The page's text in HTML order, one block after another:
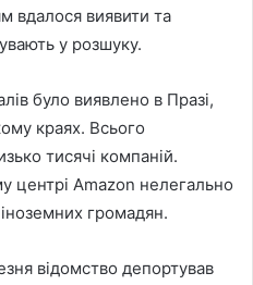
вдалося виявити та
у розшуку.
було виявлено в Празі,
краях. Всього
тисячі компаній.
центрі Amazon нелегально
громадян.
відомство депортував